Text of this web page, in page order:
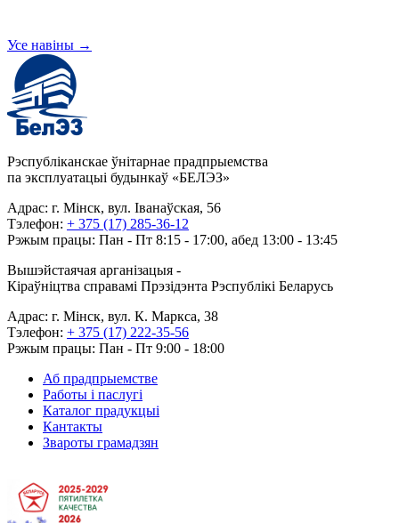
Усе навіны →
Рэспубліканскае ўнітарнае прадпрыемства
па эксплуатацыі будынкаў «БЕЛЭЗ»
Адрас: г. Мінск, вул. Іванаўская, 56
Тэлефон: + 375 (17) 285-36-12
Рэжым працы: Пан - Пт 8:15 - 17:00, абед 13:00 - 13:45
Вышэйстаячая арганізацыя -
Кіраўніцтва справамі Прэзідэнта Рэспублікі Беларусь
Адрас: г. Мінск, вул. К. Маркса, 38
Тэлефон: + 375 (17) 222-35-56
Рэжым працы: Пан - Пт 9:00 - 18:00
Аб прадпрыемстве
Работы і паслугі
Каталог прадукцыі
Кантакты
Звароты грамадзян